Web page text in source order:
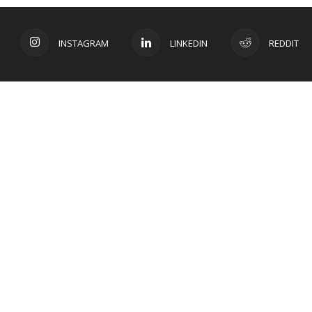
INSTAGRAM LINKEDIN REDDIT